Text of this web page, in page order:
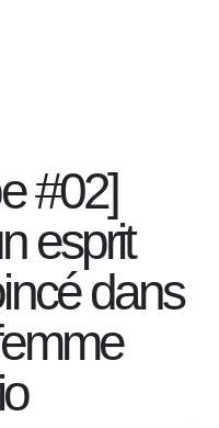
à Kaléidoscope
des vidéos
écrits
#02]
esprit
dans